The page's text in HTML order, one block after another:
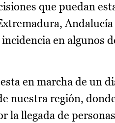
que puedan
en algunos
en marcha de un
nuestra región,
la llegada de